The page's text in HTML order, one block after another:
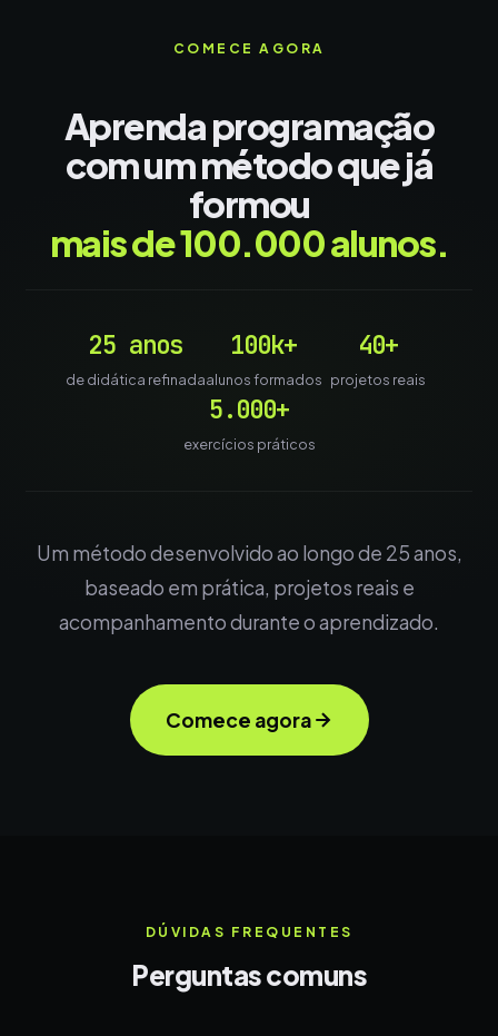
COMECE AGORA
Aprenda programação
com um método que já
formou
mais de 100.000 alunos.
25 anos
de didática refinada
100k+
alunos formados
40+
projetos reais
5.000+
exercícios práticos
Um método desenvolvido ao longo de 25 anos,
baseado em prática, projetos reais e
acompanhamento durante o aprendizado.
Comece agora
DÚVIDAS FREQUENTES
Perguntas comuns